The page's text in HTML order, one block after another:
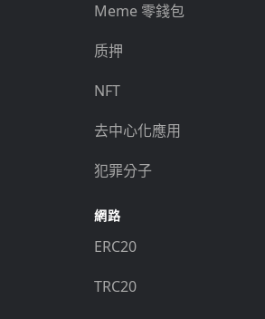
Meme 零錢包
质押
NFT
去中心化應用
犯罪分子
網路
ERC20
TRC20